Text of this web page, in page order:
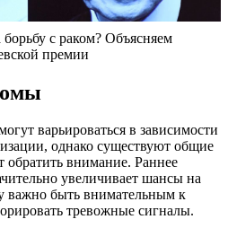
с раком? Объясняем
премии
варьироваться в зависимости
однако существуют общие
обратить внимание. Раннее
увеличивает шансы на
важно быть внимательным к
тревожные сигналы.